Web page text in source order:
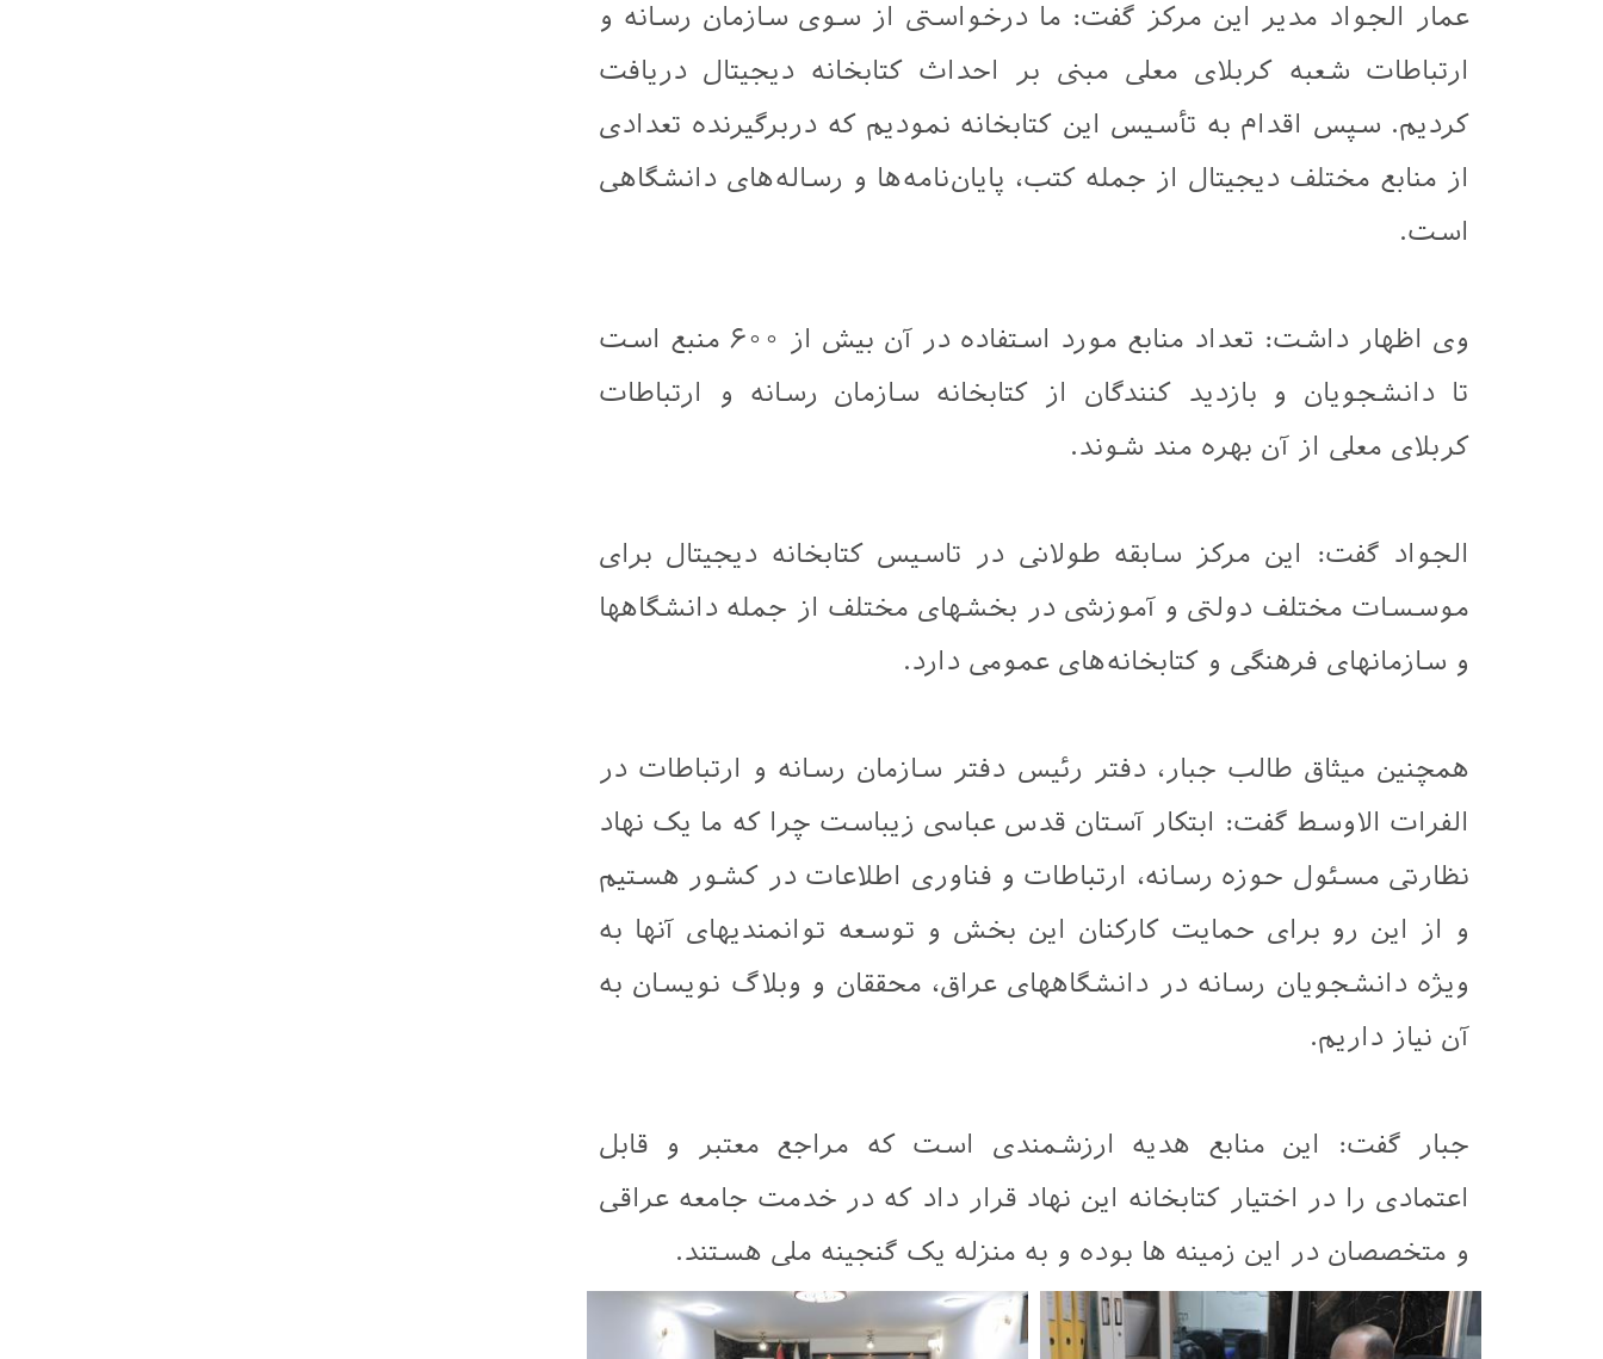
عمار الجواد مدیر این مرکز گفت: ما درخواستی از سوی سازمان رسانه و
ارتباطات شعبه کربلای معلی مبنی بر احداث کتابخانه دیجیتال دریافت
کردیم. سپس اقدام به تأسیس این کتابخانه نمودیم که دربرگیرنده تعدادی
از منابع مختلف دیجیتال از جمله کتب، پایان‌نامه‌ها و رساله‌های دانشگاهی
است.
وی اظهار داشت: تعداد منابع مورد استفاده در آن بیش از ۶۰۰ منبع است
تا دانشجویان و بازدید کنندگان از کتابخانه سازمان رسانه و ارتباطات
کربلای معلی از آن بهره مند شوند.
الجواد گفت: این مرکز سابقه طولانی در تاسیس کتابخانه دیجیتال برای
موسسات مختلف دولتی و آموزشی در بخشهای مختلف از جمله دانشگاهها
و سازمانهای فرهنگی و کتابخانه‌های عمومی دارد.
همچنین ميثاق طالب جبار، دفتر رئیس دفتر سازمان رسانه و ارتباطات در
الفرات الاوسط گفت: ابتکار آستان قدس عباسی زیباست چرا که ما یک نهاد
نظارتی مسئول حوزه رسانه، ارتباطات و فناوری اطلاعات در کشور هستیم
و از این رو برای حمايت کارکنان این بخش و توسعه توانمندیهای آنها به
ویژه دانشجویان رسانه در دانشگاههای عراق، محققان و وبلاگ نویسان به
آن نیاز داریم.
جبار گفت: این منابع هدیه ارزشمندی است که مراجع معتبر و قابل
اعتمادی را در اختیار کتابخانه این نهاد قرار داد که در خدمت جامعه عراقی
و متخصصان در این زمینه ها بوده و به منزله یک گنجینه ملی هستند.